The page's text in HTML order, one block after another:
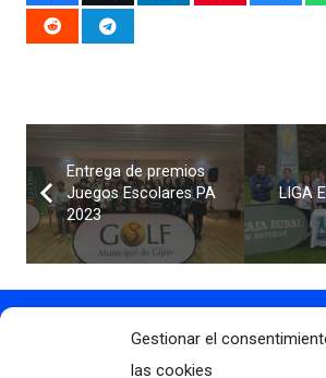
Gestionar el
las cookies
Entrega de premios
Juegos Escolares PA
2023
LIGA
Contacto
info@clubdegolflascaldas.com